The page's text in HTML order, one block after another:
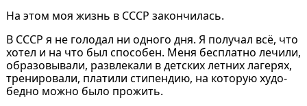
На этом моя жизнь в СССР закончилась.
В СССР я не голодал ни одного дня. Я получал всё, что
хотел и на что был способен. Меня бесплатно лечили,
образовывали, развлекали в детских летних лагерях,
тренировали, платили стипендию, на которую худо-
бедно можно было прожить.